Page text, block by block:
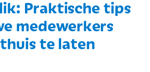
Praktische tips
medewerkers
te laten